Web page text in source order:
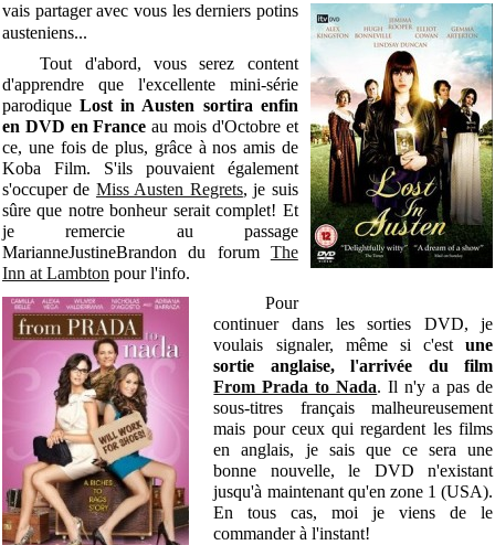
vais partageravec vous les derniers potins
austeniens...
Tout d'abord, vous serez content
d'apprendre que l'excellente mini-série
parodiqueLost in Austen sortira enfin
en DVD en France au mois d'Octobre et
ce, une fois de plus, grâce à nos amis de
Koba Film. S'ils pouvaient également
s'occuper de Miss Austen Regrets, je suis
sûre que notre bonheur serait complet! Et
je remercie au passage
MarianneJustineBrandon du forum The
Inn at Lambton pour l'info.
Pour
continuer dans les sorties DVD, je
voulais signaler, même si c'est une
sortie anglaise, l'arrivée du film
From Prada to Nada. Il n'y a pas de
sous-titres français malheureusement
mais pour ceux qui regardent les films
en anglais, je sais que ce sera une
bonne nouvelle, le DVD n'existant
jusqu'à maintenant qu'en zone 1 (USA).
En tous cas, moi je viens de le
commander à l'instant!